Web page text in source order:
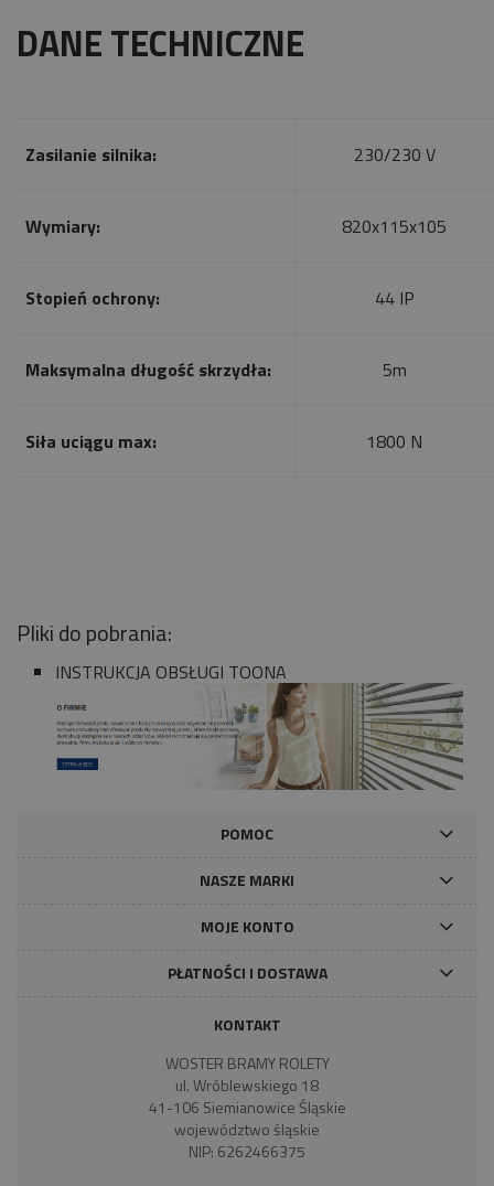
DANE TECHNICZNE
Zasilanie silnika: 230/230 V
Wymiary: 820x115x105
Stopień ochrony: 44 IP
Maksymalna długość skrzydła: 5m
Siła uciągu max: 1800 N
Pliki do pobrania:
INSTRUKCJA OBSŁUGI TOONA
POMOC
NASZE MARKI
MOJE KONTO
PŁATNOŚCI I DOSTAWA
KONTAKT
WOSTER BRAMY ROLETY
ul. Wróblewskiego 18
41-106 Siemianowice Śląskie
województwo śląskie
NIP: 6262466375